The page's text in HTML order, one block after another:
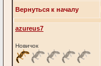
Вернуться к началу
azureus7
Новичок